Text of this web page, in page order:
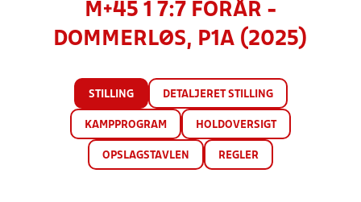
M+45 1 7:7 FORÅR -
DOMMERLØS, P1A (2025)
STILLING DETALJERET STILLING
KAMPPROGRAM HOLDOVERSIGT
OPSLAGSTAVLEN REGLER